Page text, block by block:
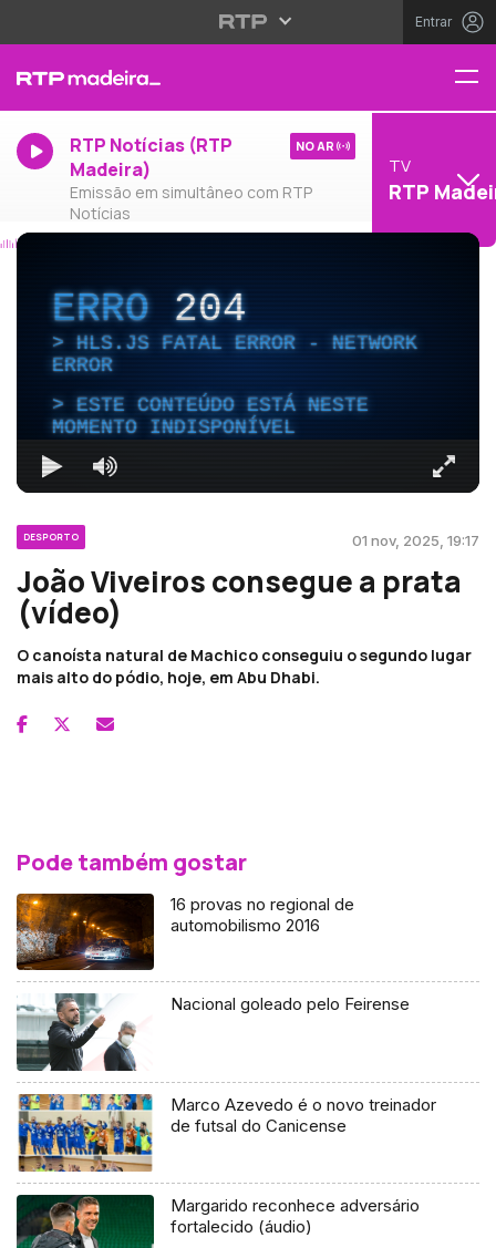
Entrar
RTP Notícias (RTP
Madeira)
Emissão em simultâneo com RTP
Notícias
NO AR
TV
RTP
ERRO204
HLS.JS FATAL ERROR - NETWORK
ERROR
ESTE CONTEÚDO ESTÁ NESTE
MOMENTO INDISPONÍVEL
DESPORTO 01 nov, 2025, 19:17
João Viveiros consegue a prata
(vídeo)
O canoísta natural de Machico conseguiu o segundo lugar
mais alto do pódio, hoje, em Abu Dhabi.
Pode também gostar
16 provas no regional de
automobilismo 2016
Nacional goleado pelo Feirense
Marco Azevedo é o novo treinador
de futsal do Canicense
Margarido reconhece adversário
fortalecido (áudio)